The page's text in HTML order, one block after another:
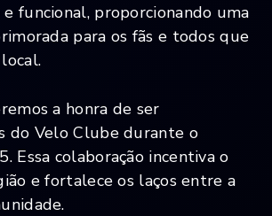
funcional, proporcionando uma
para os fãs e todos que
a honra de ser
do Velo Clube durante o
Essa colaboração incentiva o
e fortalece os laços entre a